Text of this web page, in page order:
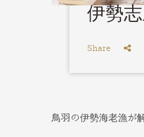
伊勢
Share
鳥羽の伊勢海老漁が